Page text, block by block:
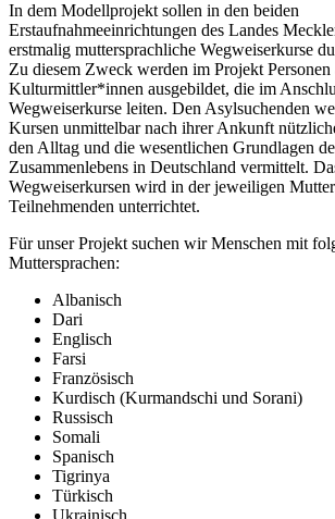
In dem Modellprojekt sollen in den beiden
Erstaufnahmeeinrichtungen des Landes
erstmalig muttersprachliche Wegweiserkurse
Zu diesem Zweck werden im Projekt Personen
Kulturmittler*innen ausgebildet, die im
Wegweiserkurse leiten. Den Asylsuchenden
Kursen unmittelbar nach ihrer Ankunft
den Alltag und die wesentlichen Grundlagen
Zusammenlebens in Deutschland vermittelt.
Wegweiserkursen wird in der jeweiligen
Teilnehmenden unterrichtet.
Für unser Projekt suchen wir Menschen mit
Muttersprachen:
Albanisch
Dari
Englisch
Farsi
Französisch
Kurdisch (Kurmandschi und Sorani)
Russisch
Somali
Spanisch
Tigrinya
Türkisch
Ukrainisch